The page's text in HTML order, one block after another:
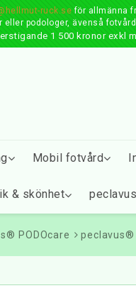
ruck.se för allmänna
eller podologer, ävenså
1 500 kronor exkl
Mobil fotvård
& skönhet
PODOcare peclavus®